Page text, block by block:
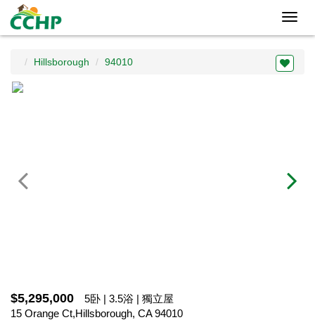
Hillsborough 94010
$5,295,000
5卧 | 3.5浴 | 獨立屋
15 Orange Ct,Hillsborough, CA 94010